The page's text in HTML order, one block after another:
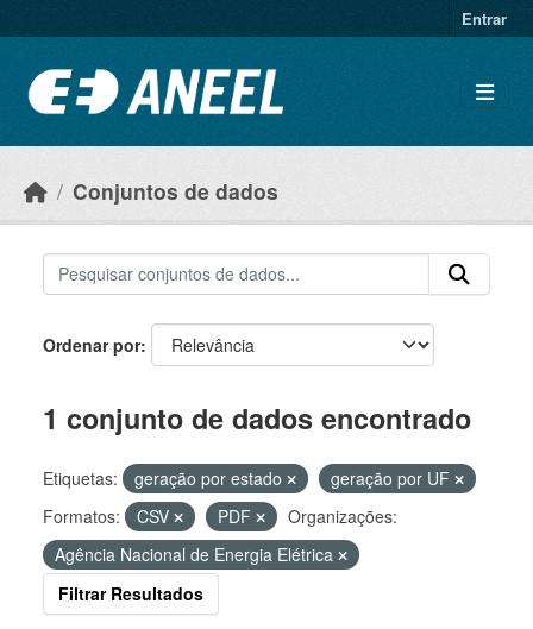
Entrar
Conjuntos de dados
Ordenar por
1 conjunto de dados encontrado
Etiquetas: geração por estado
geração por UF
Formatos:
CSV PDF
Organizações:
Agência Nacional de Energia Elétrica
Filtrar Resultados